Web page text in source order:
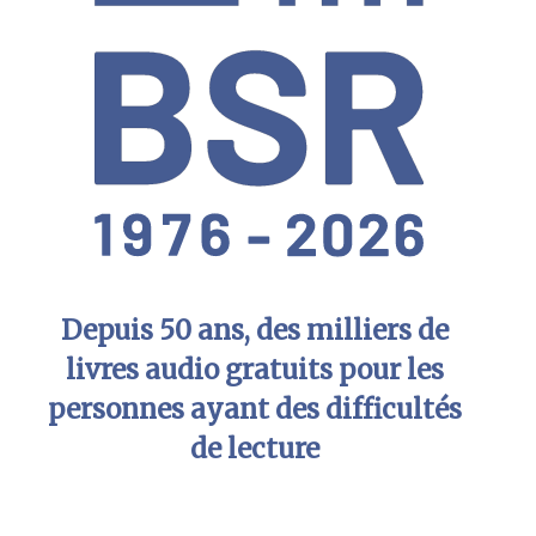
Depuis 50 ans, des milliers de
livres audio gratuits pour les
personnes ayant des difficultés
de lecture